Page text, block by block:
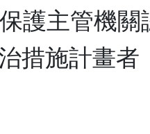
護主管機關
措施計畫者